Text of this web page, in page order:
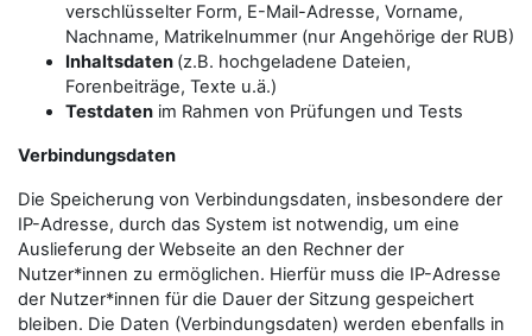
verschlüsselter Form, E-Mail-Adresse, Vorname,
Nachname, Matrikelnummer (nur Angehörige der RUB)
Inhaltsdaten (z.B. hochgeladene Dateien,
Forenbeiträge, Texte u.ä.)
Testdaten im Rahmen von Prüfungen und Tests
Verbindungsdaten
Die Speicherung von Verbindungsdaten, insbesondere der
IP-Adresse, durch das System ist notwendig, um eine
Auslieferung der Webseite an den Rechner der
Nutzer*innen zu ermöglichen. Hierfür muss die IP-Adresse
der Nutzer*innen für die Dauer der Sitzung gespeichert
bleiben. Die Daten (Verbindungsdaten) werden ebenfalls in